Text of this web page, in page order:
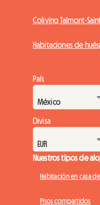
Coliving Talmont-
Habitaciones de
País
Divisa
Nuestros tipos de
Habitación en casa
Pisos compartidos